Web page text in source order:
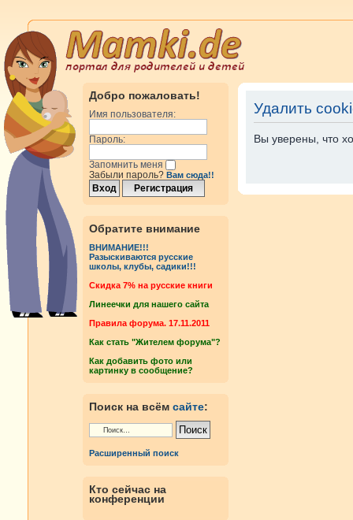
Добро пожаловать!
Имя пользователя:
Пароль:
Запомнить меня
Забыли пароль? Вам сюда!!
Обратите внимание
ВНИМАНИЕ!!!
Разыскиваются русские
школы, клубы, садики!!!
Cкидка 7% на русские книги
Линеечки для нашего сайта
Правила форума. 17.11.2011
Как стать "Жителем форума"?
Как добавить фото или
картинку в сообщение?
Поиск на всём сайте:
Расширенный поиск
Кто сейчас на
конференции
Удалить
Вы уверены, что